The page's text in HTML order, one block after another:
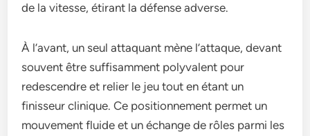
de la vitesse, étirant la défense adverse.
À l’avant, un seul attaquant mène l’attaque, devant
souvent être suffisamment polyvalent pour
redescendre et relier le jeu tout en étant un
finisseur clinique. Ce positionnement permet un
mouvement fluide et un échange de rôles parmi les